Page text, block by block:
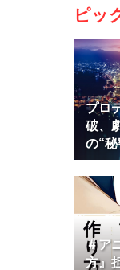
ピッ
プロ
破、
の“
＃ア
方』